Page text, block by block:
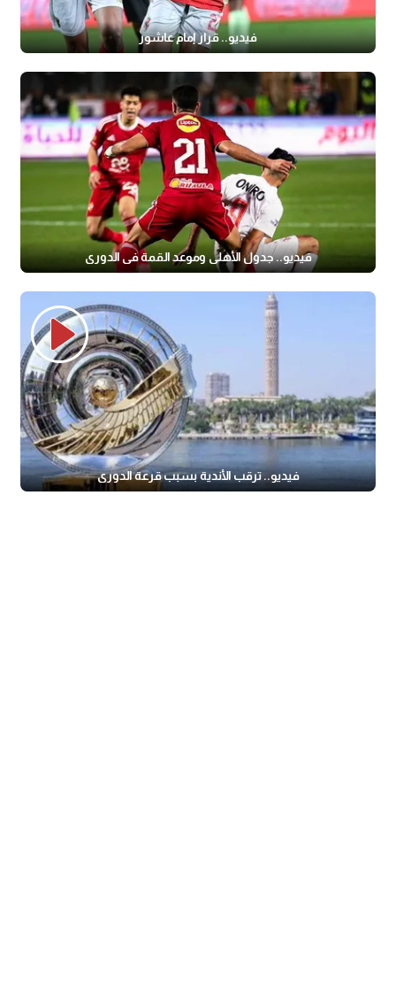
فيديو.. قرار إمام عاشور
فيديو.. جدول الأهلي وموعد القمة في الدوري
فيديو.. ترقب الأندية بسبب قرعة الدوري